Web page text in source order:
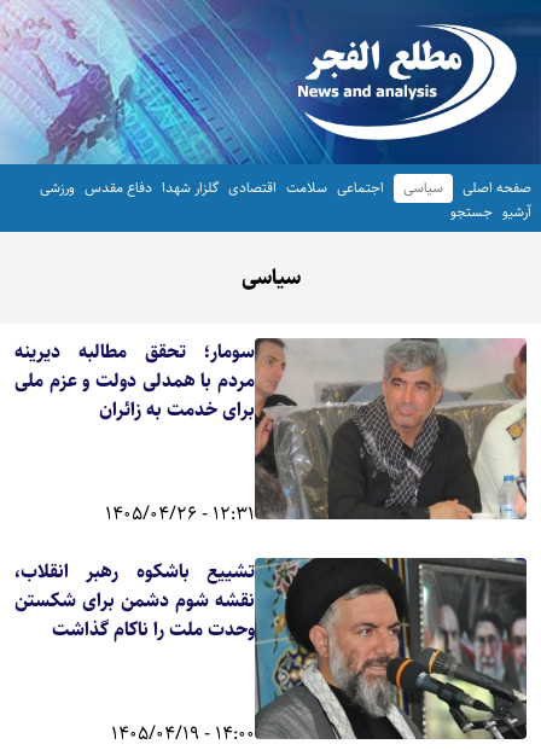
صفحه اصلی سیاسی اجتماعی سلامت اقتصادی گلزار شهدا دفاع مقدس ورزشی
آرشیو جستجو
سیاسی
سومار؛ تحقق مطالبه دیرینه
مردم با همدلی دولت و عزم ملی
برای خدمت به زائران
12:31 - 1405/04/26
تشییع باشکوه رهبر انقلاب،
نقشه شوم دشمن برای شکستن
وحدت ملت را ناکام گذاشت
14:00 - 1405/04/19